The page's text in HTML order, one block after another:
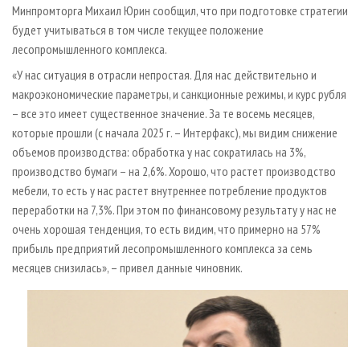
Минпромторга Михаил Юрин сообщил, что при подготовке стратегии
будет учитываться в том числе текущее положение
лесопромышленного комплекса.
«У нас ситуация в отрасли непростая. Для нас действительно и
макроэкономические параметры, и санкционные режимы, и курс рубля
– все это имеет существенное значение. За те восемь месяцев,
которые прошли (с начала 2025 г. – Интерфакс), мы видим снижение
объемов производства: обработка у нас сократилась на 3%,
производство бумаги – на 2,6%. Хорошо, что растет производство
мебели, то есть у нас растет внутреннее потребление продуктов
переработки на 7,3%. При этом по финансовому результату у нас не
очень хорошая тенденция, то есть видим, что примерно на 57%
прибыль предприятий лесопромышленного комплекса за семь
месяцев снизилась», – привел данные чиновник.